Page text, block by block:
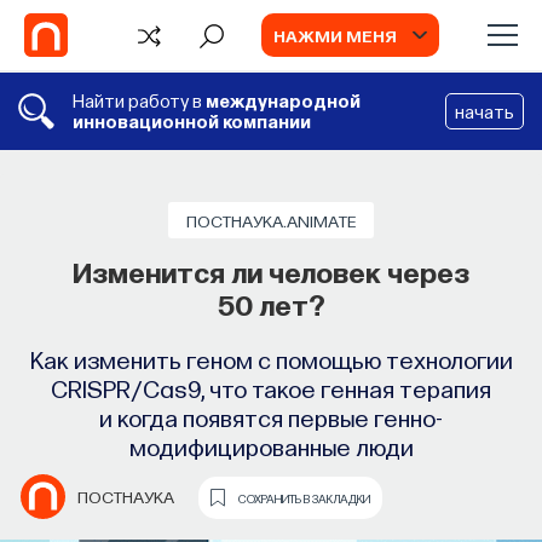
НАЖМИ МЕНЯ
Найти работу в международной
инновационной компании
начать
ПОСТНАУКА.ANIMATE
Изменится ли человек через
50 лет?
Как изменить геном с помощью технологии
CRISPR/Cas9, что такое генная терапия
и когда появятся первые генно-
модифицированные люди
ПОСТНАУКА СОХРАНИТЬ В ЗАКЛАДКИ
TV
ИИ в университете, цели